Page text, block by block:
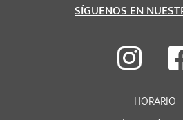
SÍGUENOS EN
HORARIO